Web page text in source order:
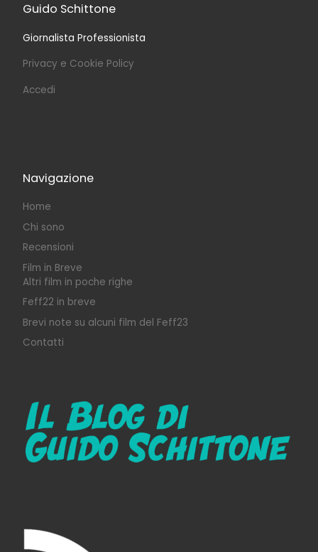
Guido Schittone
Giornalista Professionista
Privacy e Cookie Policy
Accedi
Navigazione
Home
Chi sono
Recensioni
Film in Breve
Altri film in poche righe
Feff22 in breve
Brevi note su alcuni film del Feff23
Contatti